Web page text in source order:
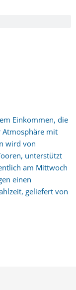
Einkommen, die
Atmosphäre mit
wird von
unterstützt
am Mittwoch
einen
geliefert von